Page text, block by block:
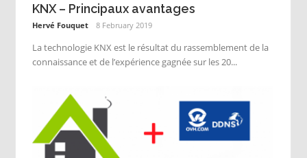
KNX – Principaux avantages
Hervé Fouquet 8 February 2019
La technologie KNX est le résultat du rassemblement de la
connaissance et de l’expérience gagnée sur les 20...